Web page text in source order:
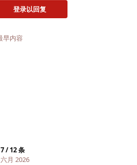
登录以回复
早内容
7/12条
六月 2026